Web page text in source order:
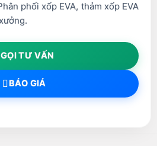
phối xốp EVA, thảm xốp EVA
GỌI TƯ VẤN
BÁO GIÁ